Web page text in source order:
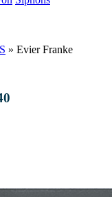
» Evier Franke